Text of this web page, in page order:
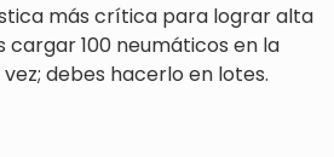
más crítica para lograr alta
cargar 100 neumáticos en la
debes hacerlo en lotes.